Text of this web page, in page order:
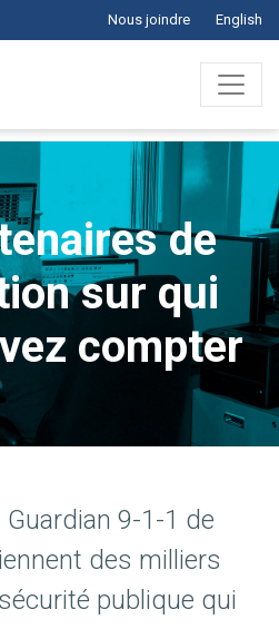
Nous joindre English
de
sur qui
compter
9-1-1 de
des milliers
publique qui